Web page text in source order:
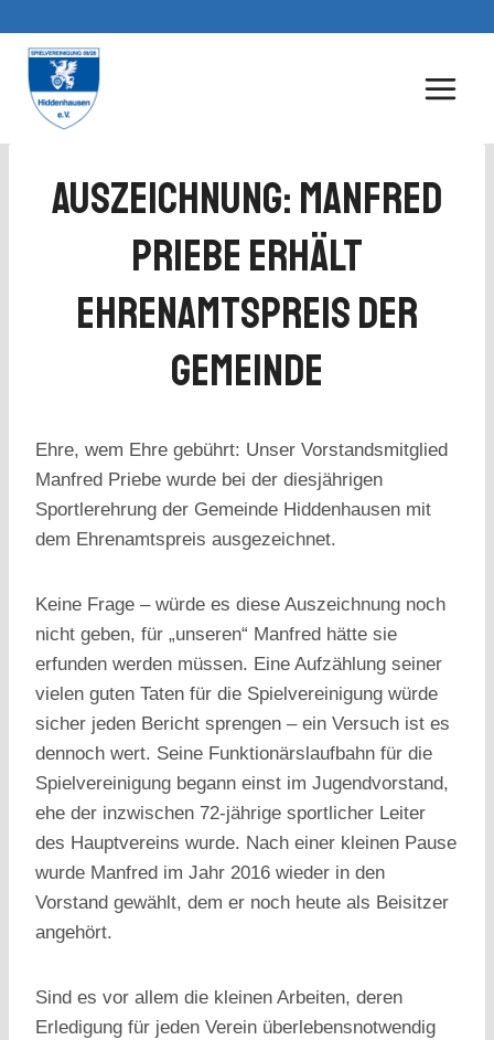
Inhalt
springen
Auszeichnung: Manfred
Priebe Erhält
Ehrenamtspreis Der
Gemeinde
Ehre, wem Ehre gebührt: Unser Vorstandsmitglied
Manfred Priebe wurde bei der diesjährigen
Sportlerehrung der Gemeinde Hiddenhausen mit
dem Ehrenamtspreis ausgezeichnet.
Keine Frage – würde es diese Auszeichnung noch
nicht geben, für „unseren“ Manfred hätte sie
erfunden werden müssen. Eine Aufzählung seiner
vielen guten Taten für die Spielvereinigung würde
sicher jeden Bericht sprengen – ein Versuch ist es
dennoch wert. Seine Funktionärslaufbahn für die
Spielvereinigung begann einst im Jugendvorstand,
ehe der inzwischen 72-jährige sportlicher Leiter
des Hauptvereins wurde. Nach einer kleinen Pause
wurde Manfred im Jahr 2016 wieder in den
Vorstand gewählt, dem er noch heute als Beisitzer
angehört.
Sind es vor allem die kleinen Arbeiten, deren
Erledigung für jeden Verein überlebensnotwendig